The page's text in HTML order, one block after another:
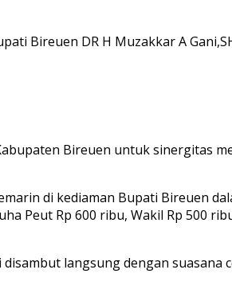
Bireuen DR H Muzakkar A
Bireuen untuk sinergitas
di kediaman Bupati Bireuen
Peut Rp 600 ribu, Wakil Rp 500
langsung dengan suasana